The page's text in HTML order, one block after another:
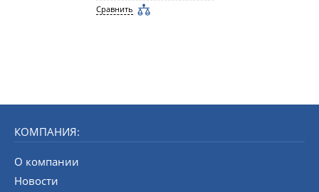
Сравнить
КОМПАНИЯ:
О компании
Новости